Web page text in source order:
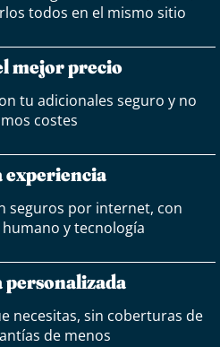
todos en el mismo sitio
mejor precio
tu adicionales seguro y no
costes
experiencia
seguros por internet, con
y tecnología
necesitas, sin coberturas de
de menos